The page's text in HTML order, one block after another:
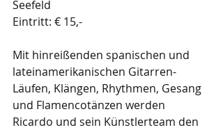
Seefeld
Eintritt: € 15,-
Mit hinreißenden spanischen und
lateinamerikanischen Gitarren-
Läufen, Klängen, Rhythmen, Gesang
und Flamencotänzen werden
Ricardo und sein Künstlerteam den